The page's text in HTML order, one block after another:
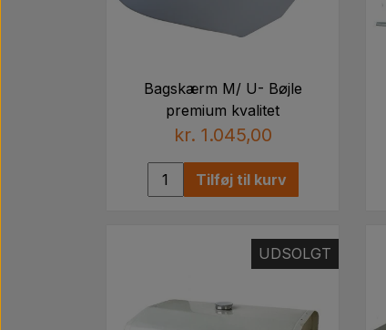
Bagskærm M/ U- Bøjle
premium kvalitet
kr. 1.045,00
Tilføj til kurv
UDSOLGT